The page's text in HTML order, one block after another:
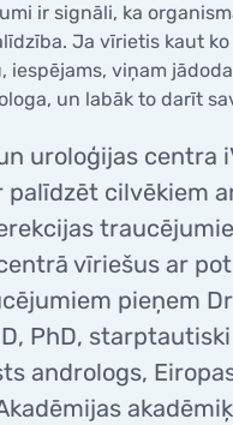
ir signāli, ka
Ja vīrietis kaut
iespējams, viņam
un labāk to darīt
uroloģijas centra
palīdzēt cilvēkiem
vīriešus ar
pieņem
PhD, starptautiski
andrologs,